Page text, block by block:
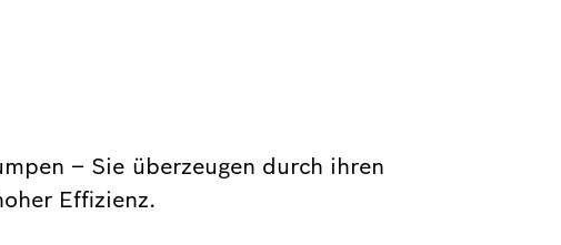
– Sie überzeugen durch ihren
Effizienz.